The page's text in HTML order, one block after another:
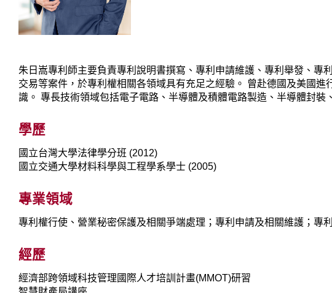
朱日嵩專利師主要負責專利說明書撰寫、專利申請維護、專利舉發、
交易等案件，於專利權相關各領域具有充足之經驗。 曾赴德國及美國
識。 專長技術領域包括電子電路、半導體及積體電路製造、半導體封
學歷
國立台灣大學法律學分班 (2012)
國立交通大學材料科學與工程學系學士 (2005)
專業領域
專利權行使、營業秘密保護及相關爭端處理；專利申請及相關維護；專
經歷
經濟部跨領域科技管理國際人才培訓計畫(MMOT)研習